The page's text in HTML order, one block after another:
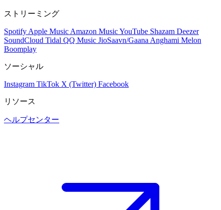
ストリーミング
Spotify Apple Music Amazon MusicYouTube Shazam Deezer
SoundCloud Tidal QQ Music JioSaavn/Gaana Anghami Melon
Boomplay
ソーシャル
Instagram TikTok X (Twitter) Facebook
リソース
ヘルプセンター